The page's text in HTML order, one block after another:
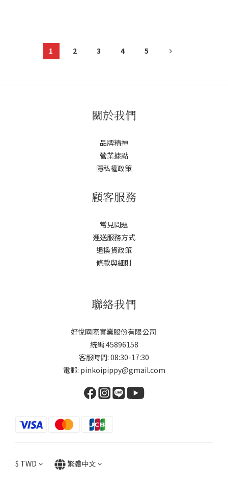
1 2 3 4 5
關於我們
品牌精神
營業據點
隱私權政策
顧客服務
常見問題
運送服務方式
退換貨政策
條款與細則
聯絡我們
好悅國際實業股份有限公司
統編:45896158
客服時間: 08:30-17:30
電郵: pinkoipippy@gmail.com
$ TWD 繁體中文